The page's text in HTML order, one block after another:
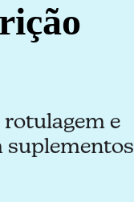
rotulagem e
suplementos